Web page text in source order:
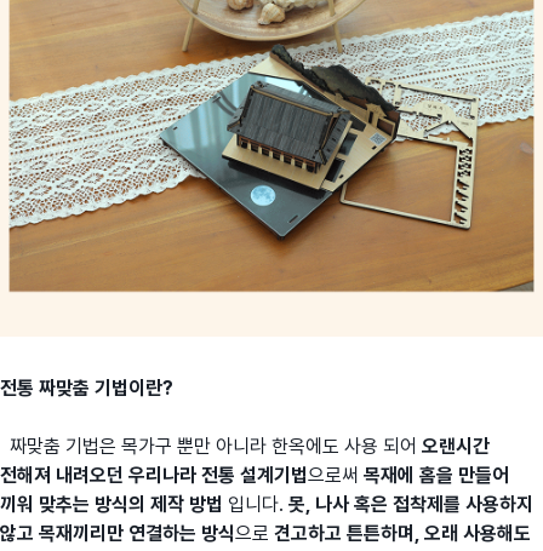
전통 짜맞춤 기법이란?
짜맞춤 기법은 목가구 뿐만 아니라 한옥에도 사용 되어 오랜시간
전해져 내려오던 우리나라 전통 설계기법으로써 목재에 홈을 만들어
끼워 맞추는 방식의 제작 방법 입니다. 못, 나사 혹은 접착제를 사용하지
않고 목재끼리만 연결하는 방식으로 견고하고 튼튼하며, 오래 사용해도